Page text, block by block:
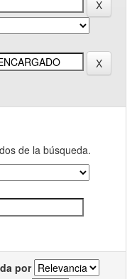
de la búsqueda.
por